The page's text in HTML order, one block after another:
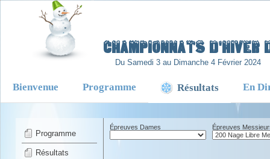
Championnats d'Hiver
Du Samedi 3 au Dimanche 4 Février 2024
Bienvenue Programme Résultats En
Programme
Résultats
Épreuves Dames Épreuves